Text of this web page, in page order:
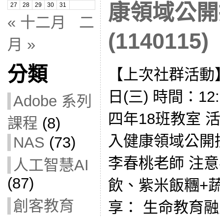
27
28 29 30 31
« 十二月
二
月 »
分類
Adobe 系列
課程 (8)
NAS (73)
人工智慧AI
(87)
創客教育
康領域公
(1140115)
【上次社群活
日(三) 時間：
四年18班教室
入健康領域公
李春桃老師 注
飲、紫米飯糰+
享： 生命教育